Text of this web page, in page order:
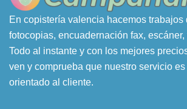
En copistería valencia hacemos trabajos
fotocopias, encuadernación fax, escáner,
Todo al instante y con los mejores
ven y comprueba que nuestro servicio
orientado al cliente.